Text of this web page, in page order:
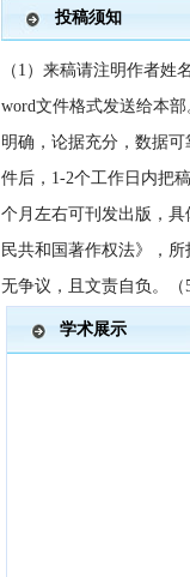
投稿须知
（ 1）来稿请注明作者姓
word文件格式发送给本
明确，论据充分，数据
件后，1-2个工作日内把
个月左右可刊发出版，
民共和国著作权法》，
无争议，且文责自负。（
学术展示